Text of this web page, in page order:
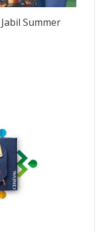
Summer